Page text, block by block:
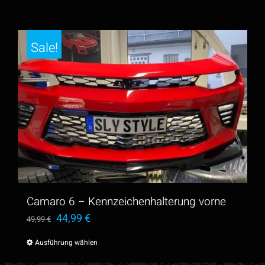
Sale!
Camaro 6 – Kennzeichenhalterung vorne
49,99€ Ursprünglicher
Preis
44,99€Aktueller
Preis
Ausführung wählen